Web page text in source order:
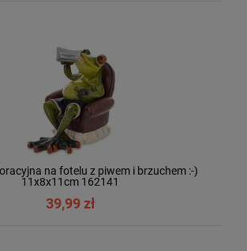
na fotelu z piwem i brzuchem :-)
11x8x11cm 162141
39,99 zł